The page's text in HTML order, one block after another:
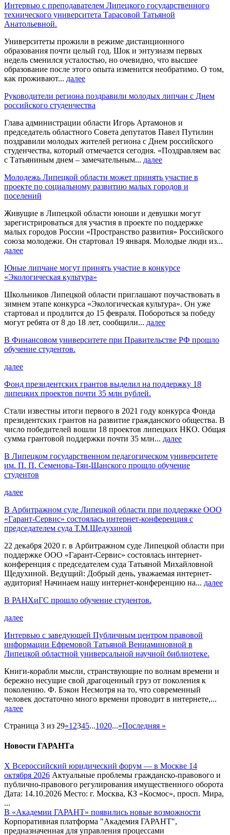
Интервью с преподавателем Липецкого государственного
технического университета Тарасовой Татьяной
Анатольевной.
Университеты прожили в режиме дистанционного
образования почти целый год. Шок и энтузиазм первых
недель сменился усталостью, но очевидно, что высшее
образование после этого опыта изменится необратимо. О том,
как проживают... далее
Руководители региона поздравили молодых липчан с Днем
российского студенчества
Глава администрации области Игорь Артамонов и
председатель областного Совета депутатов Павел Путилин
поздравили молодых жителей региона с Днем российского
студенчества, который отмечается сегодня. «Поздравляем вас
с Татьяниным днем – замечательным... далее
Молодежь Липецкой области может принять участие в
проекте по социальному развитию малых городов и
поселений
Живущие в Липецкой области юноши и девушки могут
зарегистрироваться для участия в проекте по поддержке
малых городов России «Пространство развития» Российского
союза молодежи. Он стартовал 19 января. Молодые люди из...
далее
Юные липчане могут принять участие в конкурсе
«Экологическая культура»
Школьников Липецкой области приглашают поучаствовать в
зимнем этапе конкурса «Экологическая культура». Он уже
стартовал и продлится до 15 февраля. Побороться за победу
могут ребята от 8 до 18 лет, сообщили... далее
В Финансовом университете при Правительстве РФ прошло
обучение студентов.
далее
Фонд президентских грантов выделил на поддержку 18
липецких проектов почти 35 млн рублей.
Стали известны итоги первого в 2021 году конкурса Фонда
президентских грантов на развитие гражданского общества. В
число победителей вошли 18 проектов липецких НКО. Общая
сумма грантовой поддержки почти 35 млн... далее
В Липецком государственном педагогическом университете
им. П. П. Семенова-Тян-Шанского прошло обучение
студентов
далее
В Арбитражном суде Липецкой области при поддержке ООО
«Гарант-Сервис» состоялась интернет-конференция с
председателем суда Т.М.Щедухиной
22 декабря 2020 г. в Арбитражном суде Липецкой области при
поддержке ООО «Гарант-Сервис» состоялась интернет-
конференция с председателем суда Татьяной Михайловной
Щедухиной. Ведущий: Добрый день, уважаемая интернет-
аудитория! Начинаем нашу интернет-конференцию на... далее
В РАНХиГС прошло обучение студентов.
далее
Интервью с заведующей Публичным центром правовой
информации Ефремовой Татьяной Вениаминовной в
Липецкой областной универсальной научной библиотеке.
Книги-корабли мысли, странствующие по волнам времени и
бережно несущие свой драгоценный груз от поколения к
поколению. Ф. Бэкон Несмотря на то, что современный
человек достаточно много времени проводит в интернете,...
далее
Страница 3 из 29«1 2345...1020...»Последняя »
Новости ГАРАНТа
Х Всероссийский юридический форум — в Москве 14
октября 2026 Актуальные проблемы гражданско-правового и
публично-правового регулирования имущественного оборота
Дата: 14.10.2026 Место: г. Москва, КЗ «Космос», просп. Мира,
...
В «Академии ГАРАНТ» появились новые возможности
Корпоративная платформа "Академия ГАРАНТ",
предназначенная для управления процессами